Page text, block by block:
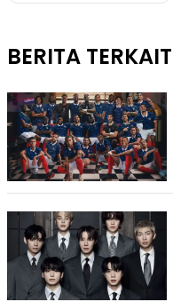
BERITA TERKAIT